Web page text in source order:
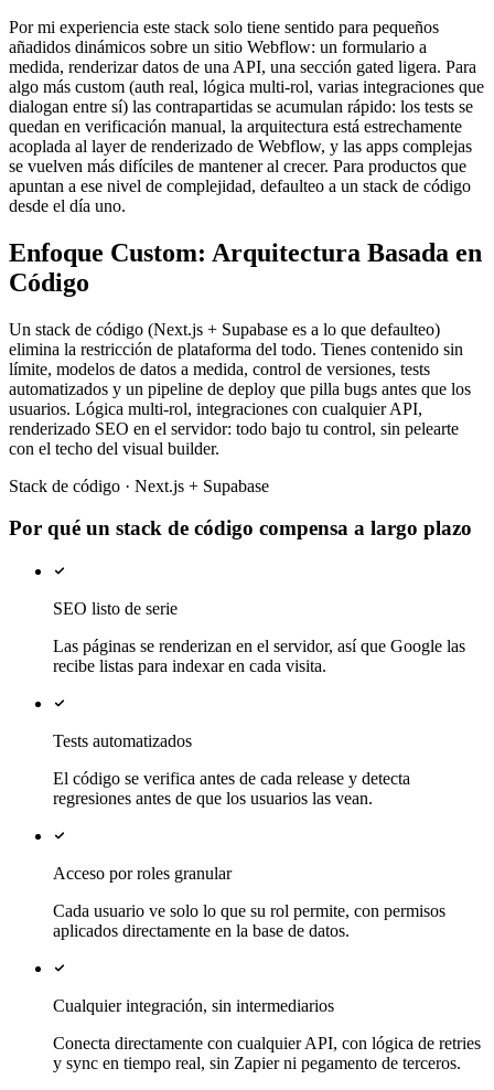
Por mi experiencia este stack solo tiene sentido para pequeños
añadidos dinámicos sobre un sitio Webflow: un formulario a
medida, renderizar datos de una API, una sección gated ligera. Para
algo más custom (auth real, lógica multi-rol, varias integraciones que
dialogan entre sí) las contrapartidas se acumulan rápido: los tests se
quedan en verificación manual, la arquitectura está estrechamente
acoplada al layer de renderizado de Webflow, y las apps complejas
se vuelven más difíciles de mantener al crecer. Para productos que
apuntan a ese nivel de complejidad, defaulteo a un stack de código
desde el día uno.
Enfoque Custom: Arquitectura Basada en
Código
Un stack de código (Next.js + Supabase es a lo que defaulteo)
elimina la restricción de plataforma del todo. Tienes contenido sin
límite, modelos de datos a medida, control de versiones, tests
automatizados y un pipeline de deploy que pilla bugs antes que los
usuarios. Lógica multi-rol, integraciones con cualquier API,
renderizado SEO en el servidor: todo bajo tu control, sin pelearte
con el techo del visual builder.
Stack de código · Next.js + Supabase
Por qué un stack de código compensa a largo plazo
SEO listo de serie
Las páginas se renderizan en el servidor, así que Google las
recibe listas para indexar en cada visita.
Tests automatizados
El código se verifica antes de cada release y detecta
regresiones antes de que los usuarios las vean.
Acceso por roles granular
Cada usuario ve solo lo que su rol permite, con permisos
aplicados directamente en la base de datos.
Cualquier integración, sin intermediarios
Conecta directamente con cualquier API, con lógica de retries
y sync en tiempo real, sin Zapier ni pegamento de terceros.